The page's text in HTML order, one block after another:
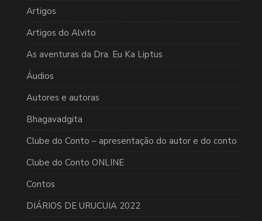
Artigos
Artigos do Alvito
As aventuras da Dra. Eu Ka Liptus
Áudios
Autores e autoras
Bhagavadgita
Clube do Conto – apresentação do autor e do conto
Clube do Conto ONLINE
Contos
DIÁRIOS DE URUCUIA 2022